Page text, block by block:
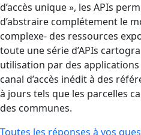
d’accès unique », les APIs
d’abstraire complétement le
complexe- des ressources
toute une série d’APIs
utilisation par des
canal d’accès inédit à des
à jours tels que les parcelles
des communes.
Toutes les réponses à vos